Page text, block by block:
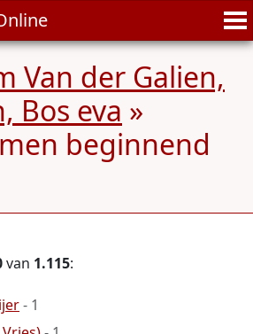
Van der Galien,
Bos eva »
beginnend
van 1.115:
- 1